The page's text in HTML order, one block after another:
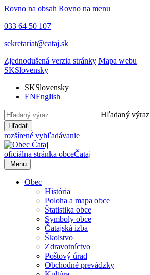
Rovno na obsah Rovno na menu
033 64 50 107
sekretariat@cataj.sk
Zjednodušená verzia stránky Mapa webu
SKSlovensky
SKSlovensky
ENEnglish
Hľadaný výraz
Hľadať
rozšírené vyhľadávanie
oficiálna stránka obceČataj
Menu
Obec
História
Poloha a mapa obce
Štatistika obce
Symboly obce
Čatajská izba
Školstvo
Zdravotníctvo
Poštový úrad
Obchodné prevádzky